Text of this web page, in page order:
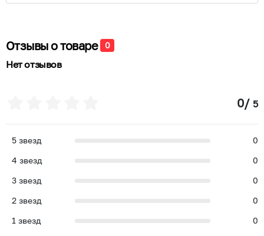
Отзывы о товаре 0
Нет отзывов
0/ 5
5 звезд
0
4 звезд
0
3 звезд
0
2 звезд
0
1 звезд 0